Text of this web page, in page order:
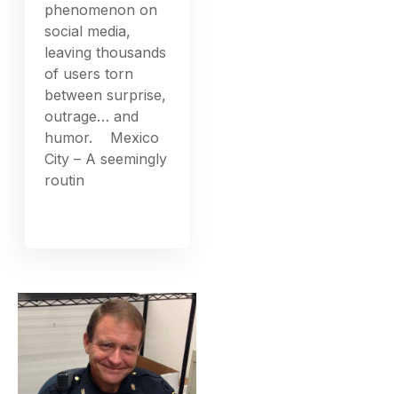
phenomenon on
social media,
leaving thousands
of users torn
between surprise,
outrage… and
humor. Mexico
City – A seemingly
routin